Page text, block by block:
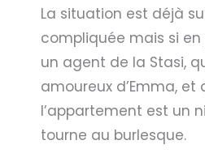
La situation est déjà
compliquée mais si en
un agent de la Stasi,
amoureux d’Emma, et
l’appartement est un
tourne au burlesque.